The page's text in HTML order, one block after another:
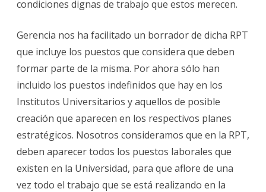
condiciones dignas de trabajo que estos merecen.
Gerencia nos ha facilitado un borrador de dicha RPT
que incluye los puestos que considera que deben
formar parte de la misma. Por ahora sólo han
incluido los puestos indefinidos que hay en los
Institutos Universitarios y aquellos de posible
creación que aparecen en los respectivos planes
estratégicos. Nosotros consideramos que en la RPT,
deben aparecer todos los puestos laborales que
existen en la Universidad, para que aflore de una
vez todo el trabajo que se está realizando en la